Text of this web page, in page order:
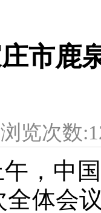
市鹿
浏览次数:
午，中
全体会